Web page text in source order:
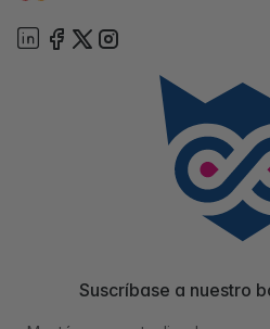
Suscríbase a nuestro